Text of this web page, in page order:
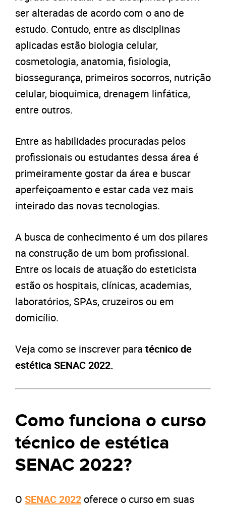
ser alteradas de acordo com o ano de
estudo. Contudo, entre as disciplinas
aplicadas estão biologia celular,
cosmetologia, anatomia, fisiologia,
biossegurança, primeiros socorros, nutrição
celular, bioquímica, drenagem linfática,
entre outros.
Entre as habilidades procuradas pelos
profissionais ou estudantes dessa área é
primeiramente gostar da área e buscar
aperfeiçoamento e estar cada vez mais
inteirado das novas tecnologias.
A busca de conhecimento é um dos pilares
na construção de um bom profissional.
Entre os locais de atuação do esteticista
estão os hospitais, clínicas, academias,
laboratórios, SPAs, cruzeiros ou em
domicílio.
Veja como se inscrever para técnico de
estética SENAC 2022.
Como funciona o curso
técnico de estética
SENAC 2022?
O SENAC 2022oferece o curso em suas